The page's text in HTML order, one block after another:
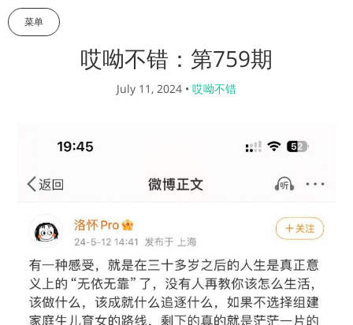
菜单
哎呦不错：第759期
July 11, 2024 • 哎呦不错